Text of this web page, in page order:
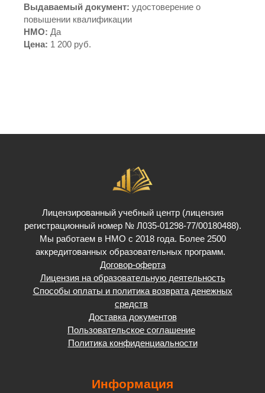
Выдаваемый документ: удостоверение о
повышении квалификации
НМО: Да
Цена: 1 200 руб.
Лицензированный учебный центр (лицензия
регистрационный номер № Л035-01298-77/00180488).
Мы работаем в НМО с 2018 года. Более 2500
аккредитованных образовательных программ.
Договор-оферта
Лицензия на образовательную деятельность
Способы оплаты и политика возврата денежных
средств
Доставка документов
Пользовательское соглашение
Политика конфиденциальности
Информация